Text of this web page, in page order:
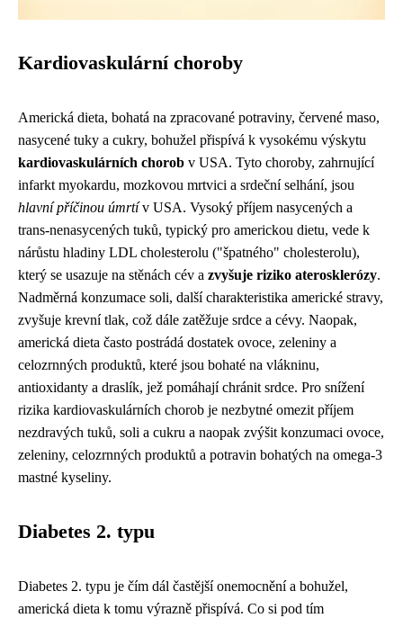
Kardiovaskulární choroby
Americká dieta, bohatá na zpracované potraviny, červené maso,
nasycené tuky a cukry, bohužel přispívá k vysokému výskytu
kardiovaskulárních chorob v USA. Tyto choroby, zahrnující
infarkt myokardu, mozkovou mrtvici a srdeční selhání, jsou
hlavní příčinou úmrtív USA. Vysoký příjem nasycených a
trans-nenasycených tuků, typický pro americkou dietu, vede k
nárůstu hladiny LDL cholesterolu ("špatného" cholesterolu),
který se usazuje na stěnách cév a zvyšuje riziko aterosklerózy.
Nadměrná konzumace soli, další charakteristika americké stravy,
zvyšuje krevní tlak, což dále zatěžuje srdce a cévy. Naopak,
americká dieta často postrádá dostatek ovoce, zeleniny a
celozrnných produktů, které jsou bohaté na vlákninu,
antioxidanty a draslík, jež pomáhají chránit srdce. Pro snížení
rizika kardiovaskulárních chorob je nezbytné omezit příjem
nezdravých tuků, soli a cukru a naopak zvýšit konzumaci ovoce,
zeleniny, celozrnných produktů a potravin bohatých na omega-3
mastné kyseliny.
Diabetes 2. typu
Diabetes 2. typu je čím dál častější onemocnění a bohužel,
americká dieta k tomu výrazně přispívá. Co si pod tím